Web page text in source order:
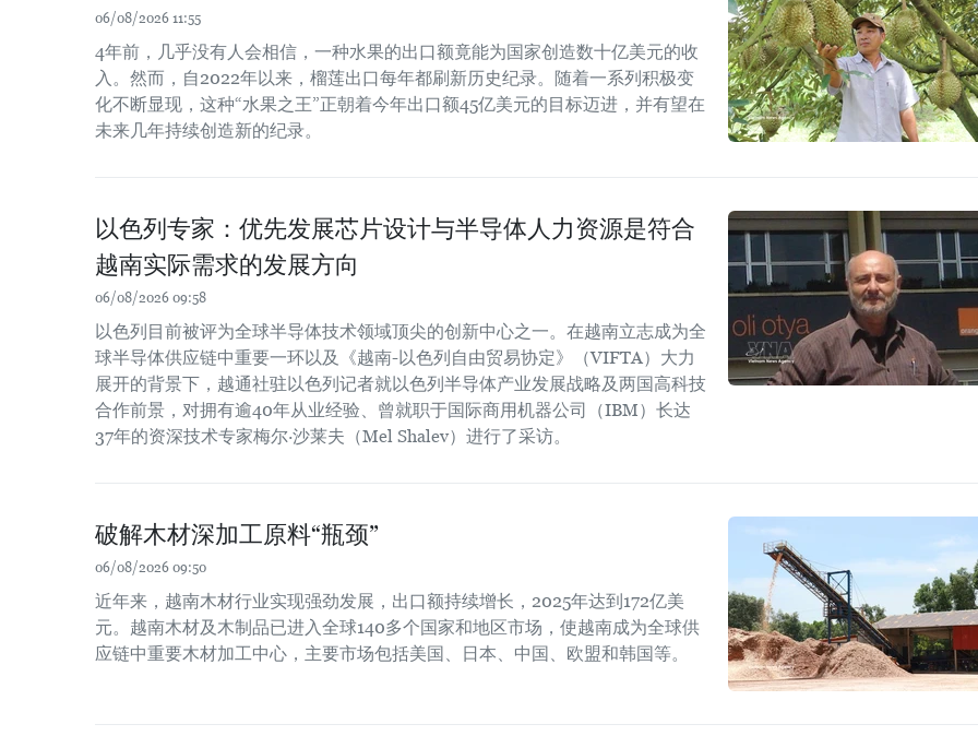
06/08/2026 11:55
4年前，几乎没有人会相信，一种水果的出口额竟能为国家创造数十亿美元的收
入。然而，自2022年以来，榴莲出口每年都刷新历史纪录。随着一系列积极变
化不断显现，这种“水果之王”正朝着今年出口额45亿美元的目标迈进，并有望在
未来几年持续创造新的纪录。
以色列专家：优先发展芯片设计与半导体人力资源是符合
越南实际需求的发展方向
06/08/2026 09:58
以色列目前被评为全球半导体技术领域顶尖的创新中心之一。在越南立志成为全
球半导体供应链中重要一环以及《越南-以色列自由贸易协定》（VIFTA）大力
展开的背景下，越通社驻以色列记者就以色列半导体产业发展战略及两国高科技
合作前景，对拥有逾40年从业经验、曾就职于国际商用机器公司（IBM）长达
37年的资深技术专家梅尔·沙莱夫（Mel Shalev）进行了采访。
破解木材深加工原料“瓶颈”
06/08/2026 09:50
近年来，越南木材行业实现强劲发展，出口额持续增长，2025年达到172亿美
元。越南木材及木制品已进入全球140多个国家和地区市场，使越南成为全球供
应链中重要木材加工中心，主要市场包括美国、日本、中国、欧盟和韩国等。